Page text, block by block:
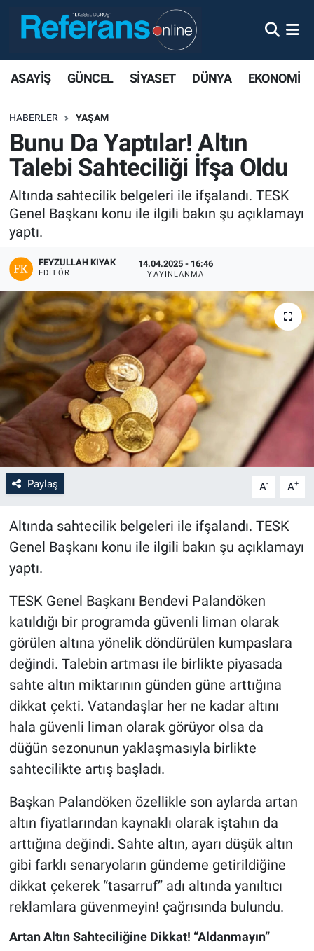
ASAYİŞ GÜNCEL SİYASET DÜNYA EKONOMİ
HABERLER YAŞAM
Bunu Da Yaptılar! Altın
Talebi Sahteciliği İfşa Oldu
Altında sahtecilik belgeleri ile ifşalandı. TESK
Genel Başkanı konu ile ilgili bakın şu açıklamayı
yaptı.
FEYZULLAH KIYAK
EDITÖR
14.04.2025 - 16:46
YAYINLANMA
Paylaş A- A+
Altında sahtecilik belgeleri ile ifşalandı. TESK
Genel Başkanı konu ile ilgili bakın şu açıklamayı
yaptı.
TESK Genel Başkanı Bendevi Palandöken
katıldığı bir programda güvenli liman olarak
görülen altına yönelik döndürülen kumpaslara
değindi. Talebin artması ile birlikte piyasada
sahte altın miktarının günden güne arttığına
dikkat çekti. Vatandaşlar her ne kadar altını
hala güvenli liman olarak görüyor olsa da
düğün sezonunun yaklaşmasıyla birlikte
sahtecilikte artış başladı.
Başkan Palandöken özellikle son aylarda artan
altın fiyatlarından kaynaklı olarak iştahın da
arttığına değindi. Sahte altın, ayarı düşük altın
gibi farklı senaryoların gündeme getirildiğine
dikkat çekerek “tasarruf” adı altında yanıltıcı
reklamlara güvenmeyin! çağrısında bulundu.
Artan Altın Sahteciliğine Dikkat! “Aldanmayın”